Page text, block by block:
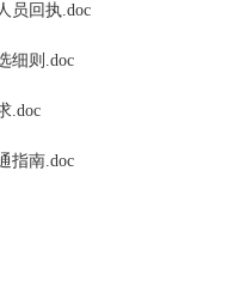
员回执.doc
细则.doc
.doc
指南.doc